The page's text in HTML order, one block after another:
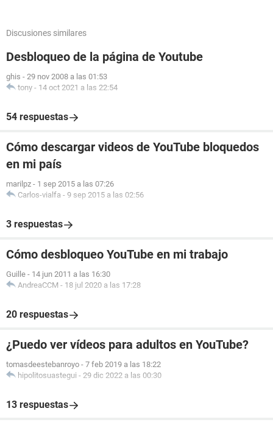
Discusiones similares
Desbloqueo de la página de Youtube
ghis - 29 nov 2008 a las 01:53
tony - 14 oct 2021 a las 22:54
54 respuestas
Cómo descargar videos de YouTube bloquedos
en mi país
marilpz - 1 sep 2015 a las 07:26
Carlos-vialfa - 9 sep 2015 a las 02:56
3 respuestas
Cómo desbloqueo YouTube en mi trabajo
Guille - 14 jun 2011 a las 16:30
AndreaCCM - 18 jul 2020 a las 17:28
20 respuestas
¿Puedo ver vídeos para adultos en YouTube?
tomasdeestebanroyo - 7 feb 2019 a las 18:22
hipolitosuastegui - 29 dic 2022 a las 00:30
13 respuestas